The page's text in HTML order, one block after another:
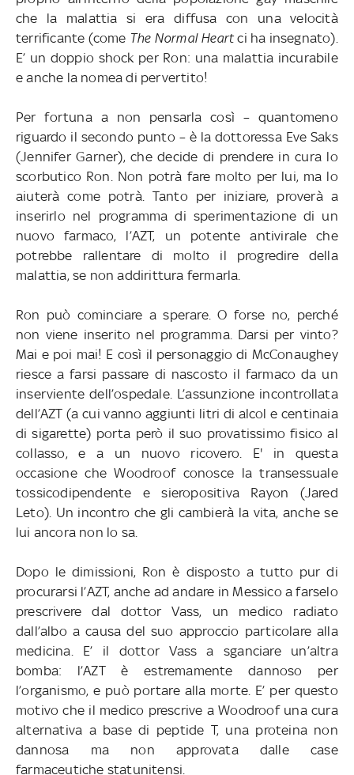
che la malattia si era diffusa con una velocità
terrificante (come The Normal Heartci ha insegnato).
E’ un doppio shock per Ron: una malattia incurabile
e anche la nomea di pervertito!
Per fortuna a non pensarla così – quantomeno
riguardo il secondo punto – è la dottoressa Eve Saks
(Jennifer Garner), che decide di prendere in cura lo
scorbutico Ron. Non potrà fare molto per lui, ma lo
aiuterà come potrà. Tanto per iniziare, proverà a
inserirlo nel programma di sperimentazione di un
nuovo farmaco, l’AZT, un potente antivirale che
potrebbe rallentare di molto il progredire della
malattia, se non addirittura fermarla.
Ron può cominciare a sperare. O forse no, perché
non viene inserito nel programma. Darsi per vinto?
Mai e poi mai! E così il personaggio di McConaughey
riesce a farsi passare di nascosto il farmaco da un
inserviente dell’ospedale. L’assunzione incontrollata
dell’AZT (a cui vanno aggiunti litri di alcol e centinaia
di sigarette) porta però il suo provatissimo fisico al
collasso, e a un nuovo ricovero. E' in questa
occasione che Woodroof conosce la transessuale
tossicodipendente e sieropositiva Rayon (Jared
Leto). Un incontro che gli cambierà la vita, anche se
lui ancora non lo sa.
Dopo le dimissioni, Ron è disposto a tutto pur di
procurarsi l’AZT, anche ad andare in Messico a farselo
prescrivere dal dottor Vass, un medico radiato
dall’albo a causa del suo approccio particolare alla
medicina. E’ il dottor Vass a sganciare un’altra
bomba: l’AZT è estremamente dannoso per
l’organismo, e può portare alla morte. E’ per questo
motivo che il medico prescrive a Woodroof una cura
alternativa a base di peptide T, una proteina non
dannosa ma non approvata dalle case
farmaceutiche statunitensi.